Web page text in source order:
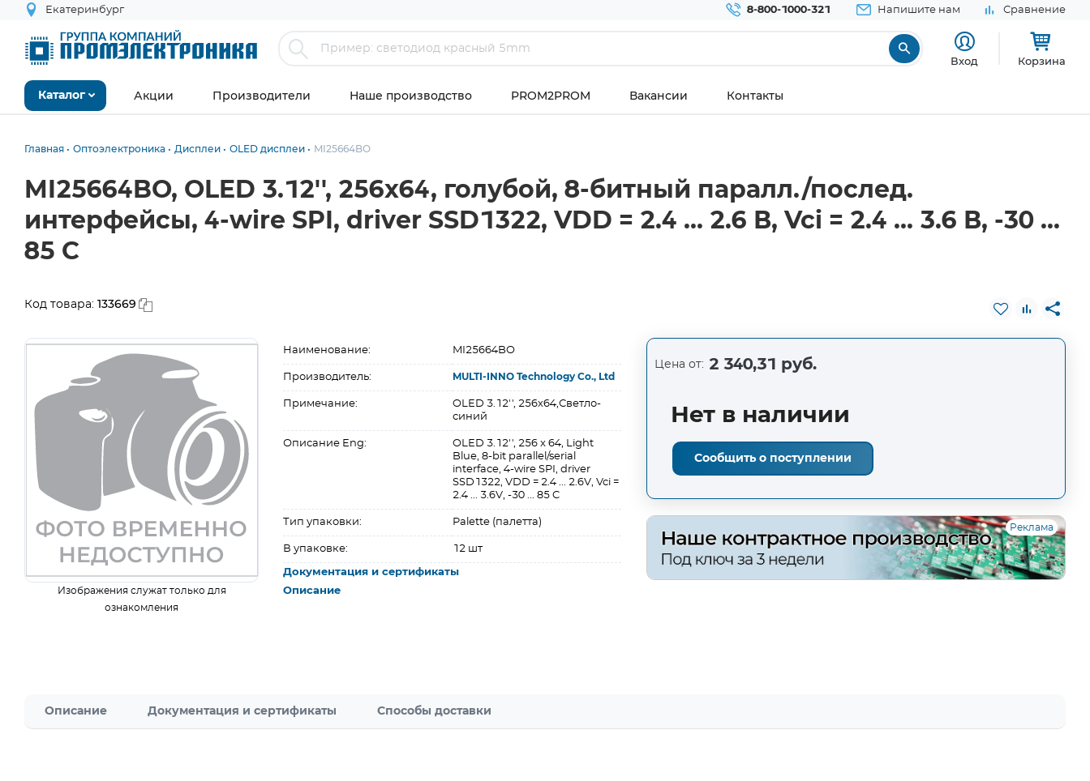
Екатеринбург 8-800-1000-321 Напишите нам Сравнение
Вход Корзина
Каталог Акции Производители Наше производство PROM2PROM Вакансии Контакты
Главная Оптоэлектроника Дисплеи OLED дисплеи MI25664BO
MI25664BO, OLED 3.12'', 256х64, голубой, 8-битный паралл./послед.
интерфейсы, 4-wire SPI, driver SSD1322, VDD = 2.4 ... 2.6 В, Vci = 2.4 ... 3.6 В, -30 ...
85 C
Код товара: 133669
Изображения служат только для
ознакомления
Наименование: MI25664BO
Производитель: MULTI-INNO Technology Co., Ltd
Примечание:
OLED 3.12'', 256х64,Светло-
синий
Описание Eng:
OLED 3.12'', 256 x 64, Light
Blue, 8-bit parallel/serial
interface, 4-wire SPI, driver
SSD1322, VDD = 2.4 ... 2.6V, Vci =
2.4 ... 3.6V, -30 ... 85 C
Тип упаковки: Palette (палетта)
В упаковке: 12 шт
Документация и сертификаты
Описание
Цена от: 2 340,31 руб.
Нет в наличии
Сообщить о поступлении
Реклама
Описание Документация и сертификаты Способы доставки